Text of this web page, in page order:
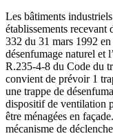
Les bâtiments
établissements
332 du 31 mars 1992
désenfumage naturel et
R.235-4-8 du Code du
convient de prévoir 1
une trappe de
dispositif de ventilation
être ménagées en
mécanisme de